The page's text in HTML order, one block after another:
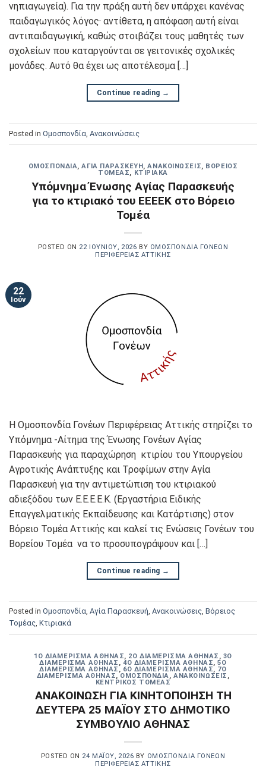
νηπιαγωγεία). Για την πράξη αυτή δεν υπάρχει κανένας
παιδαγωγικός λόγος· αντίθετα, η απόφαση αυτή είναι
αντιπαιδαγωγική, καθώς στοιβάζει τους μαθητές των
σχολείων που καταργούνται σε γειτονικές σχολικές
μονάδες. Αυτό θα έχει ως αποτέλεσμα […]
Continue reading →
Posted in Oμοσπονδία Ανακοινώσεις
OΜΟΣΠΟΝΔΊΑ,ΑΓΊΑ ΠΑΡΑΣΚΕΥΉ ,ΑΝΑΚΟΙΝΏΣΕΙΣ, ΒΌΡΕΙΟΣ
ΤΟΜΈΑΣ, ΚΤΙΡΙΑΚΆ
Υπόμνημα Ένωσης Αγίας Παρασκευής
για το κτιριακό του ΕΕΕΕΚ στο Βόρειο
Τομέα
POSTED ON 22 ΙΟΥΝΊΟΥ, 2026 BY ΟΜΟΣΠΟΝΔΊΑ ΓΟΝΈΩΝ
ΠΕΡΙΦΈΡΕΙΑΣ ΑΤΤΙΚΉΣ
22
Ιούν
Η Ομοσπονδία Γονέων Περιφέρειας Αττικής στηρίζει το
Υπόμνημα -Αίτημα της Ένωσης Γονέων Αγίας
Παρασκευής για παραχώρηση κτιρίου του Υπουργείου
Αγροτικής Ανάπτυξης και Τροφίμων στην Αγία
Παρασκευή για την αντιμετώπιση του κτιριακού
αδιεξόδου των Ε.Ε.Ε.Ε.Κ. (Εργαστήρια Ειδικής
Επαγγελματικής Εκπαίδευσης και Κατάρτισης) στον
Βόρειο Τομέα Αττικής και καλεί τις Ενώσεις Γονέων του
Βορείου Τομέα να το προσυπογράψουν και […]
Continue reading →
Posted in Oμοσπονδία Αγία Παρασκευή Ανακοινώσεις Βόρειος
Τομέας Κτιριακά
1Ο ΔΙΑΜΈΡΙΣΜΑ ΑΘΉΝΑΣ, 2Ο ΔΙΑΜΈΡΙΣΜΑ ΑΘΉΝΑΣ , 3Ο
ΔΙΑΜΈΡΙΣΜΑ ΑΘΉΝΑΣ ,4Ο ΔΙΑΜΈΡΙΣΜΑ ΑΘΉΝΑΣ,5Ο
ΔΙΑΜΈΡΙΣΜΑ ΑΘΉΝΑΣ , 6Ο ΔΙΑΜΈΡΙΣΜΑ ΑΘΉΝΑΣ, 7Ο
ΔΙΑΜΈΡΙΣΜΑ ΑΘΉΝΑΣ, OΜΟΣΠΟΝΔΊΑ,ΑΝΑΚΟΙΝΏΣΕΙΣ ,
ΚΕΝΤΡΙΚΌΣ ΤΟΜΈΑΣ
ΑΝΑΚΟΙΝΩΣΗ ΓΙΑ ΚΙΝΗΤΟΠΟΙΗΣΗ ΤΗ
ΔΕΥΤΕΡΑ 25 ΜΑΪΟΥ ΣΤΟ ΔΗΜΟΤΙΚΟ
ΣΥΜΒΟΥΛΙΟ ΑΘΗΝΑΣ
POSTED ON 24 ΜΑΪ́ΟΥ, 2026 BY ΟΜΟΣΠΟΝΔΊΑ ΓΟΝΈΩΝ
ΠΕΡΙΦΈΡΕΙΑΣ ΑΤΤΙΚΉΣ